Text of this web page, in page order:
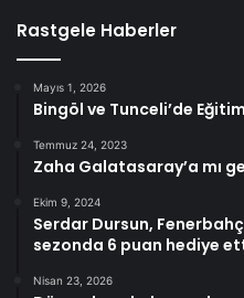
Rastgele Haberler
Mayıs 1, 2026
Bingöl ve Tunceli’de
Temmuz 24, 2023
Zaha Galatasaray’a mı
Ekim 9, 2024
Serdar Dursun,
sezonda 6 puan hediye
Nisan 23, 2026